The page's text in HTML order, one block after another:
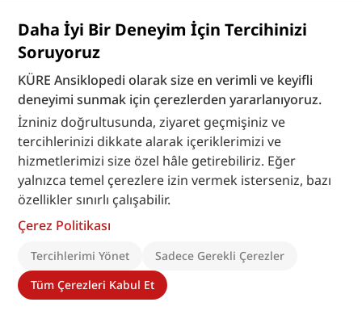
Daha İyi Bir Deneyim İçin Tercihinizi
Soruyoruz
KÜRE Ansiklopedi olarak size en verimli ve keyifli
deneyimi sunmak için çerezlerden yararlanıyoruz.
İzniniz doğrultusunda, ziyaret geçmişiniz ve
tercihlerinizi dikkate alarak içeriklerimizi ve
hizmetlerimizi size özel hâle getirebiliriz. Eğer
yalnızca temel çerezlere izin vermek isterseniz, bazı
özellikler sınırlı çalışabilir.
Çerez Politikası
Tercihlerimi Yönet
Sadece Gerekli Çerezler
Tüm Çerezleri Kabul Et